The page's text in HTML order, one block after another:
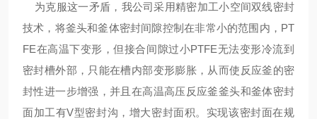
为克服这一矛盾，我公司采用精密加工小空间双线密封
技术，将釜头和釜体密封间隙控制在非常小的范围内，PT
FE在高温下变形，但接合间隙过小PTFE无法变形冷流到
密封槽外部，只能在槽内部变形膨胀，从而使反应釜的密
封性进一步增强，并且在高温高压反应釜釜头和釜体密封
面加工有V型密封沟，增大密封面积。实现该密封面在规